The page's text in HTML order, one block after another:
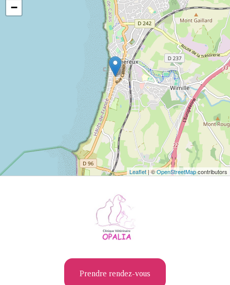
−
Leaflet| ©OpenStreetMapcontributors
Prendre rendez-vous